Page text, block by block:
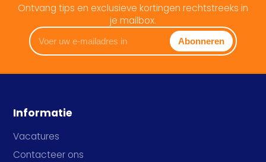
Ontvang tips en exclusieve kortingen rechtstreeks in
je mailbox.
Voer
uw
e-
in
Abonneren
Informatie
Vacatures
Contacteer ons